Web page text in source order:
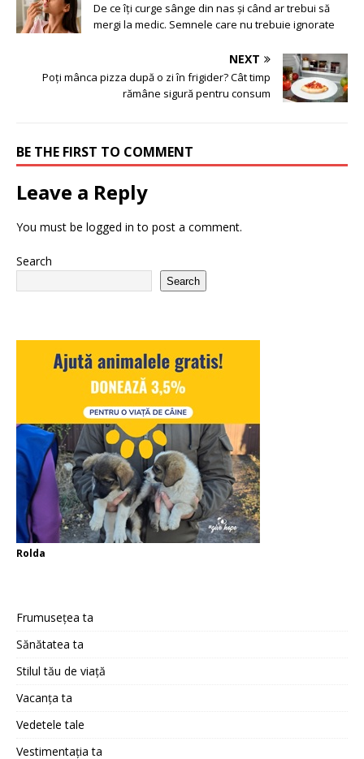
De ce îți curge sânge din nas și când ar trebui să
mergi la medic. Semnele care nu trebuie ignorate
NEXT
Poți mânca pizza după o zi în frigider? Cât timp
rămâne sigură pentru consum
BE THE FIRST TO COMMENT
Leave a Reply
You must be logged in to post a comment.
Search
Search
Rolda
Frumusețea ta
Sănătatea ta
Stilul tău de viață
Vacanța ta
Vedetele tale
Vestimentația ta